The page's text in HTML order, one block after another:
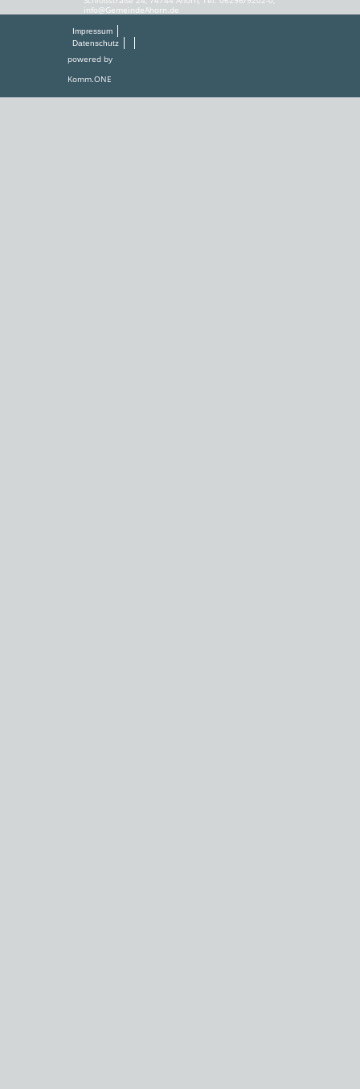
info@GemeindeAhorn.de
Impressum
Datenschutz
powered by
Komm.ONE